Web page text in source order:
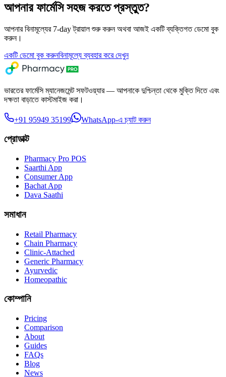
আপনার ফার্মেসি সহজ করতে প্রস্তুত?
আপনার বিনামূল্যের 7-day ট্রায়াল শুরু করুন অথবা আজই একটি ব্যক্তিগত ডেমো বুক
করুন।
একটি ডেমো বুক করুনবিনামূল্যে ব্যবহার করে দেখুন
ভারতের ফার্মেসি ম্যানেজমেন্ট সফটওয়্যার — আপনাকে দুশ্চিন্তা থেকে মুক্তি দিতে এবং
দক্ষতা বাড়াতে কাস্টমাইজ করা।
+91 95949 35199 WhatsApp-এ চ্যাট করুন
প্রোডাক্ট
Pharmacy Pro POS
Saarthi App
Consumer App
Bachat App
Dava Saathi
সমাধান
Retail Pharmacy
Chain Pharmacy
Clinic-Attached
Generic Pharmacy
Ayurvedic
Homeopathic
কোম্পানি
Pricing
Comparison
About
Guides
FAQs
Blog
News